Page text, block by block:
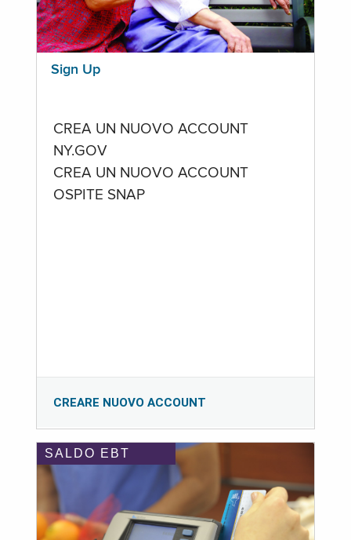
Sign Up
CREA UN NUOVO ACCOUNT
NY.GOV
CREA UN NUOVO ACCOUNT
OSPITE SNAP
CREARE NUOVO ACCOUNT
SALDO EBT